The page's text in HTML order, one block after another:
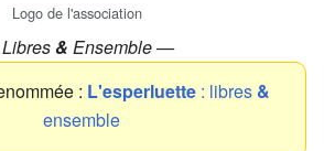
Logo de l'association
Libres& Ensemble —
: L'esperluette: libres &
ensemble